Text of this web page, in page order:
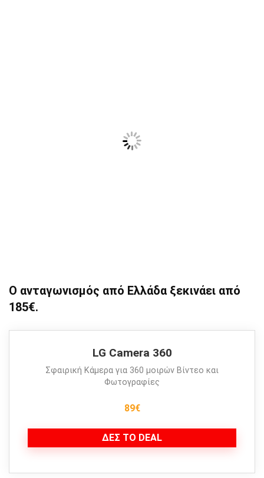
Ο ανταγωνισμός από Ελλάδα ξεκινάει από
185€.
LG Camera 360
Σφαιρική Κάμερα για 360 μοιρών Βίντεο και
Φωτογραφίες
89€
ΔΕΣ ΤΟ DEAL